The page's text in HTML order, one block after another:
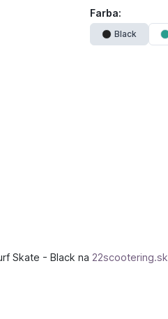
Farba:
Black
Skate - Black na 22scootering.sk